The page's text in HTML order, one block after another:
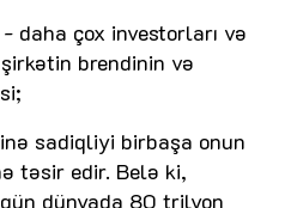
daha çox investorları və
brendinin və
sadiqliyi birbaşa onun
təsir edir. Belə ki,
dünyada 80 trilyon